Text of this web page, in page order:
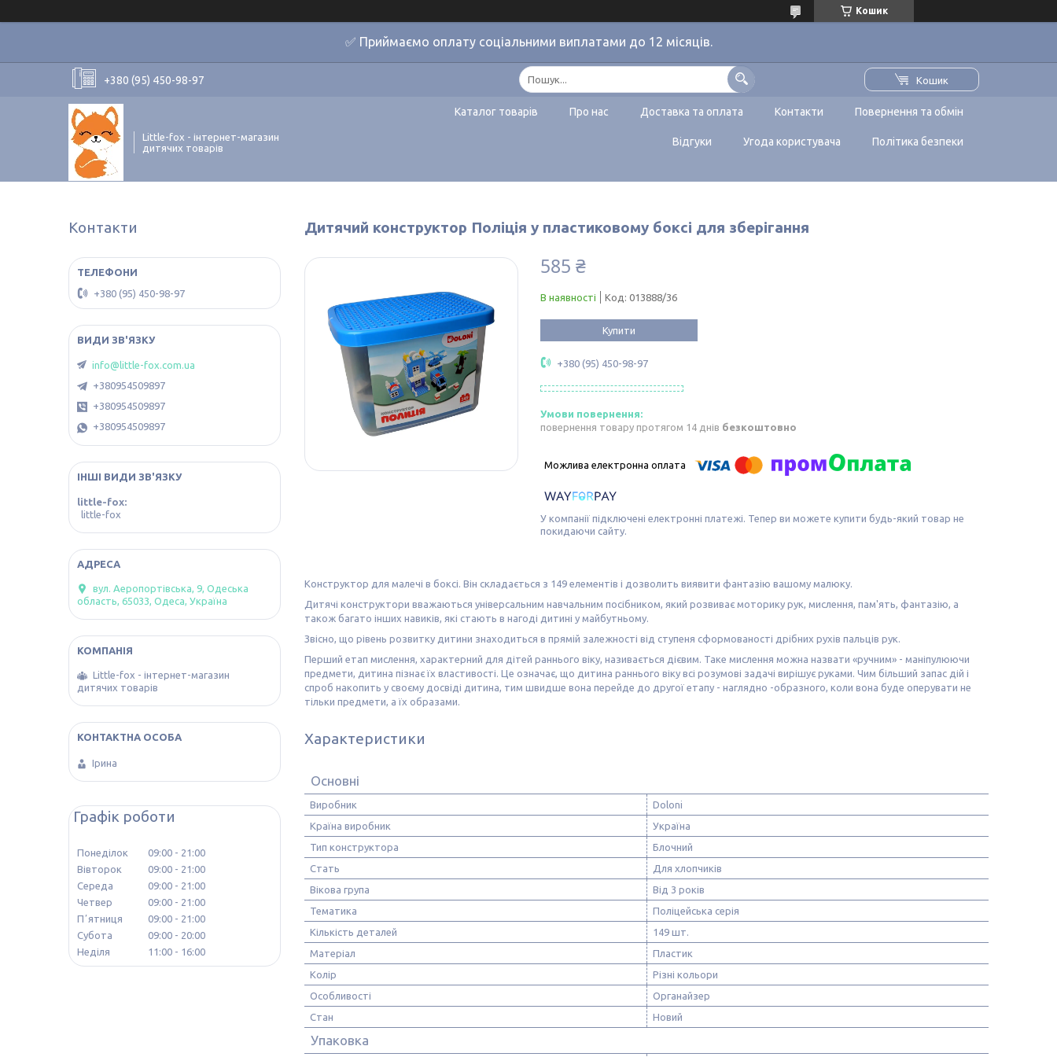
Кошик
✅ Приймаємо оплату соціальними виплатами до 12 місяців.
+380 (95) 450-98-97 Кошик
Little-fox - інтернет-магазин
дитячих товарів
Каталог товарів Про нас Доставка та оплата Контакти Повернення та обмін
Відгуки Угода користувача Політика безпеки
Дитячий конструктор Поліція у пластиковому боксі для зберігання
585 ₴
В наявності Код: 013888/36
Купити
+380 (95) 450-98-97
повернення товару протягом 14 днів безкоштовно
У компанії підключені електронні платежі. Тепер ви можете купити будь-який товар не
покидаючи сайту.
Конструктор для малечі в боксі. Він складається з 149 елементів і дозволить виявити фантазію вашому малюку.
Дитячі конструктори вважаються універсальним навчальним посібником, який розвиває моторику рук, мислення, пам'ять, фантазію, а
також багато інших навиків, які стають в нагоді дитині у майбутньому.
Звісно, ​​що рівень розвитку дитини знаходиться в прямій залежності від ступеня сформованості дрібних рухів пальців рук.
Перший етап мислення, характерний для дітей раннього віку, називається дієвим. Таке мислення можна назвати «ручним» - маніпулюючи
предмети, дитина пізнає їх властивості. Це означає, що дитина раннього віку всі розумові задачі вирішує руками. Чим більший запас дій і
спроб накопить у своєму досвіді дитина, тим швидше вона перейде до другої етапу - наглядно -образного, коли вона буде оперувати не
тільки предмети, а їх образами.
Характеристики
Основні
Виробник
Doloni
Країна виробник
Україна
Тип конструктора
Блочний
Стать
Для хлопчиків
Вікова група
Від 3 років
Тематика
Поліцейська серія
Кількість деталей
149 шт.
Матеріал
Пластик
Колір
Різні кольори
Особливості
Органайзер
Стан
Новий
Упаковка
Контакти
+380 (95) 450-98-97
info@little-fox.com.ua
+380954509897
+380954509897
+380954509897
ІНШІ ВИДИ ЗВ'ЯЗКУ
little-fox
little-fox
вул. Аеропортівська, 9, Одеська
область, 65033, Одеса, Україна
Little-fox - інтернет-магазин
дитячих товарів
Ірина
Графік роботи
Понеділок 09:00
21:00
Вівторок
09:00
21:00
Середа
09:00
21:00
Четвер
09:00
21:00
Пʼятниця
09:00
21:00
Субота
09:00
20:00
Неділя
11:00 16:00